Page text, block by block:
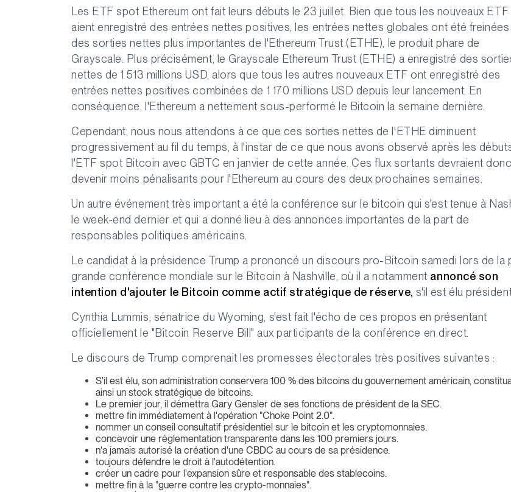
Les ETF spot Ethereum ont fait leurs débuts le 23 juillet. Bien que tous les nouveaux ETF
aient enregistré des entrées nettes positives, les entrées nettes globales ont été
des sorties nettes plus importantes de l'Ethereum Trust (ETHE), le produit phare de
Grayscale. Plus précisément, le Grayscale Ethereum Trust (ETHE) a enregistré des
nettes de 1 513 millions USD, alors que tous les autres nouveaux ETF ont enregistré des
entrées nettes positives combinées de 1 170 millions USD depuis leur lancement. En
conséquence, l'Ethereum a nettement sous-performé le Bitcoin la semaine dernière.
Cependant, nous nous attendons à ce que ces sorties nettes de l'ETHE diminuent
progressivement au fil du temps, à l'instar de ce que nous avons observé après les
l'ETF spot Bitcoin avec GBTC en janvier de cette année. Ces flux sortants devraient donc
devenir moins pénalisants pour l'Ethereum au cours des deux prochaines semaines.
Un autre événement très important a été la conférence sur le bitcoin qui s'est tenue à
le week-end dernier et qui a donné lieu à des annonces importantes de la part de
responsables politiques américains.
Le candidat à la présidence Trump a prononcé un discours pro-Bitcoin samedi lors de la
grande conférence mondiale sur le Bitcoin à Nashville, où il a notamment annoncé son
intention d'ajouter le Bitcoin comme actif stratégique de réserve, s'il est élu
Cynthia Lummis, sénatrice du Wyoming, s'est fait l'écho de ces propos en présentant
officiellement le "Bitcoin Reserve Bill" aux participants de la conférence en direct.
Le discours de Trump comprenait les promesses électorales très positives suivantes :
S'il est élu, son administration conservera 100 % des bitcoins du gouvernement américain,
ainsi un stock stratégique de bitcoins.
Le premier jour, il démettra Gary Gensler de ses fonctions de président de la SEC.
mettre fin immédiatement à l'opération "Choke Point 2.0".
nommer un conseil consultatif présidentiel sur le bitcoin et les cryptomonnaies.
concevoir une réglementation transparente dans les 100 premiers jours.
n'a jamais autorisé la création d'une CBDC au cours de sa présidence.
toujours défendre le droit à l'autodétention.
créer un cadre pour l'expansion sûre et responsable des stablecoins.
mettre fin à la "guerre contre les crypto-monnaies".